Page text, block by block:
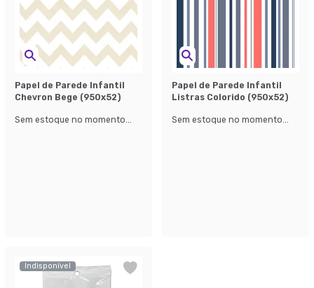
Papel de Parede Infantil
Chevron Bege (950x52)
Sem estoque no momento...
Papel de Parede Infantil
Listras Colorido (950x52)
Sem estoque no momento...
Indisponível